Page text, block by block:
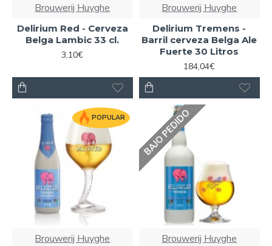
Brouwerij Huyghe
Delirium Red - Cerveza
Belga Lambic 33 cl.
3,10€
Brouwerij Huyghe
Delirium Tremens -
Barril cerveza Belga Ale
Fuerte 30 Litros
184,04€
POPULAR
Brouwerij Huyghe
BAJO PEDIDO
Brouwerij Huyghe